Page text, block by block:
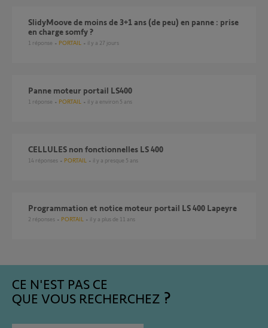
SlidyMoove de moins de 3+1 ans (de peu) en panne : prise
en charge somfy ?
1 réponse PORTAIL il y a 27 jours
Panne moteur portail LS400
1 réponse PORTAIL il y a environ 5 ans
CELLULES non fonctionnelles LS 400
14 réponses PORTAIL il y a presque 5 ans
programmation et notice moteur portail LS 400 Lapeyre
2 réponses PORTAIL il y a plus de 11 ans
CE N'EST PAS CE
QUE VOUS RECHERCHEZ